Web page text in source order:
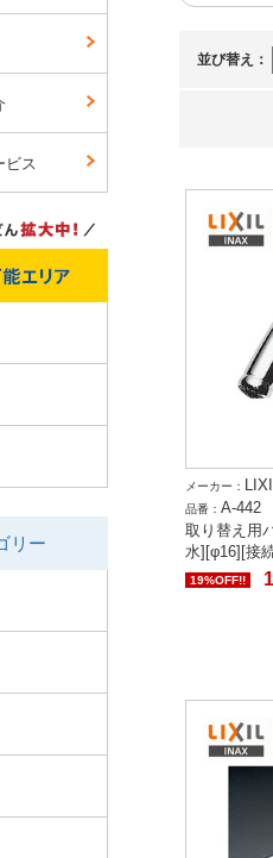
並び替え：
メーカー：
品番： A-442
取り替え用
水][φ16][接
19%OFF!!
ビス
リー